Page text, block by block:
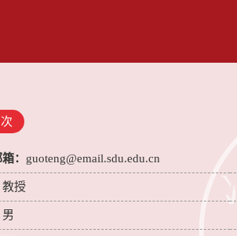
次
： guoteng@email.sdu.edu.cn
教授
男